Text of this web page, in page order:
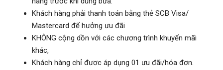
Khách hàng phải thanh toán bằng thẻ SCB Visa/
Mastercard để hưởng ưu đãi
KHÔNG cộng dồn với các chương trình khuyến mãi
khác,
Khách hàng chỉ đươc áp dụng 01 ưu đãi/hóa đơn.